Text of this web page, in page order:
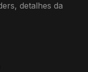
detalhes da